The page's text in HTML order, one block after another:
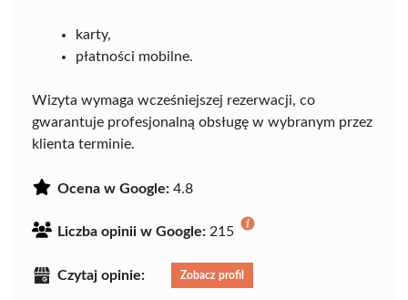
karty,
płatności mobilne.
Wizyta wymaga wcześniejszej rezerwacji, co
gwarantuje profesjonalną obsługę w wybranym przez
klienta terminie.
Ocena w Google: 4.8
Liczba opinii w Google: 215
Czytaj opinie: Zobacz profil